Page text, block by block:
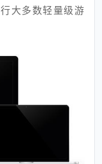
大多数轻量级游